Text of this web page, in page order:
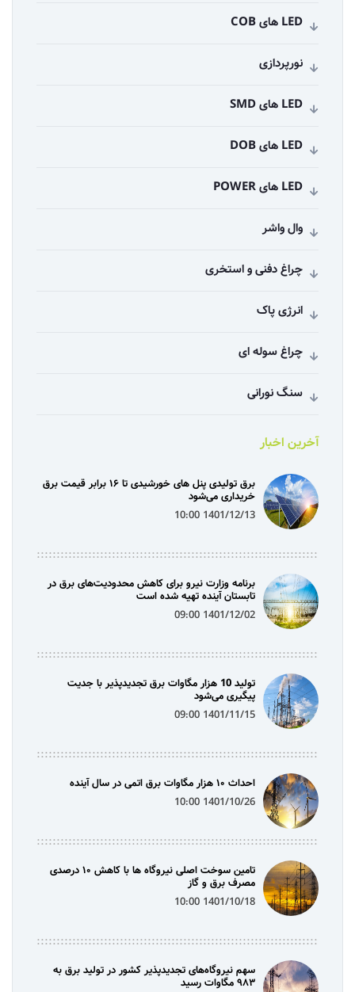
LED های COB
نورپردازی
LED های SMD
LED های DOB
LED های POWER
وال واشر
چراغ دفنی و استخری
انرژی پاک
چراغ سوله ای
سنگ نورانی
آخرین اخبار
برق تولیدی پنل‌ های خورشیدی تا ۱۶ برابر قیمت برق
خریداری می‌شود
1401/12/13 10:00
برنامه وزارت نیرو برای کاهش محدودیت‌های برق در
تابستان آینده تهیه شده است
1401/12/02 09:00
تولید 10 هزار مگاوات برق تجدیدپذیر با جدیت
پیگیری می‌شود
1401/11/15 09:00
احداث ۱۰ هزار مگاوات برق اتمی در سال آینده
1401/10/26 10:00
تامین سوخت اصلی نیروگاه ها با کاهش ۱۰ درصدی
مصرف برق و گاز
1401/10/18 10:00
سهم نیروگاه‌های تجدیدپذیر کشور در تولید برق به
۹۸۳ مگاوات رسید